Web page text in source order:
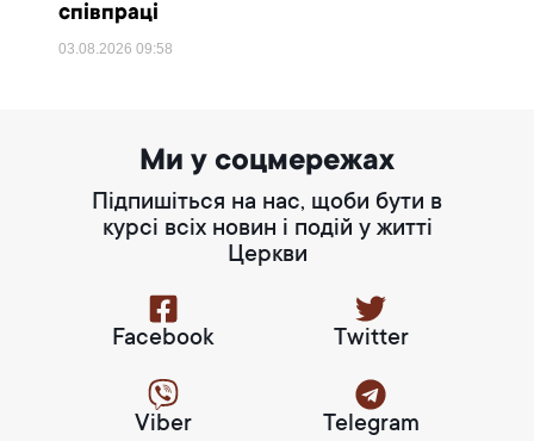
співпраці
03.08.202609:58
Ми у соцмережах
Підпишіться на нас, щоби бути в
курсі всіх новин і подій у житті
Церкви
Facebook Twitter
Viber Telegram